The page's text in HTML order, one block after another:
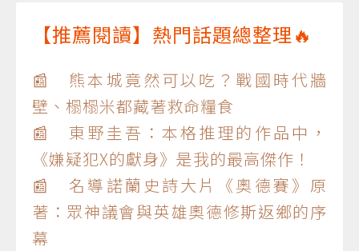
【推薦閱讀】熱門話題總整理🔥
📰 熊本城竟然可以吃？戰國時代牆
壁、榻榻米都藏著救命糧食
📰 東野圭吾：本格推理的作品中，
《嫌疑犯X的獻身》是我的最高傑作！
📰 名導諾蘭史詩大片《奧德賽》原
著：眾神議會與英雄奧德修斯返鄉的序
幕